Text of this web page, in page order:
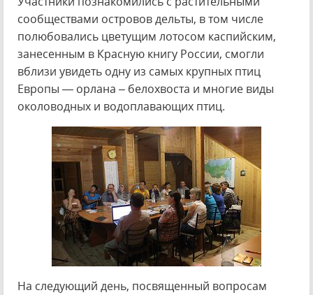
сообществами островов дельты, в том числе
полюбовались цветущим лотосом каспийским,
занесенным в Красную книгу России, смогли
вблизи увидеть одну из самых крупных птиц
Европы — орлана – белохвоста и многие виды
околоводных и водоплавающих птиц.
На следующий день, посвященный вопросам